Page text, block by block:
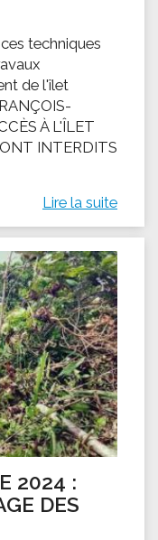
techniques
de l'îlet
À L'ÎLET
INTERDITS
Lire la suite
2024 :
DES